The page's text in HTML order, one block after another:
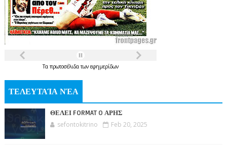
Τα πρωτοσέλιδατων εφημερίδων
ΤΕΛΕΥΤΑΊΑ ΝΈΑ
ΘΕΛΕΙ FORMAT O ΑΡΗΣ
sefontokitrino Feb 20, 2025